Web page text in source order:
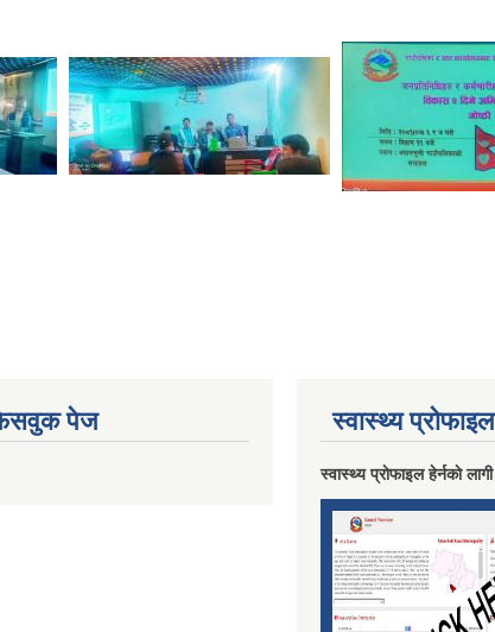
फेसवुक पेज स्वास्थ्य प्राेफाइल
स्वास्थ्य प्राेफाइल हेर्नकाे